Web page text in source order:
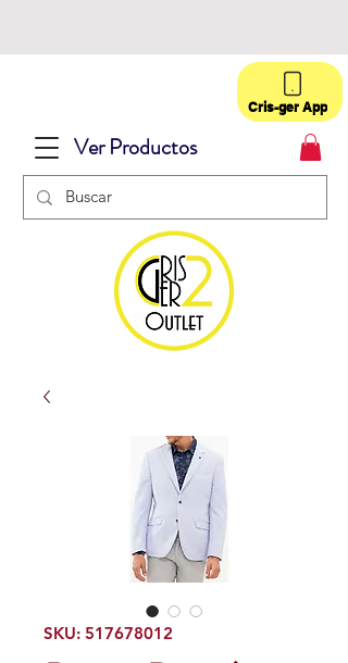
Ver Productos
Cris-ger App
SKU: 517678012